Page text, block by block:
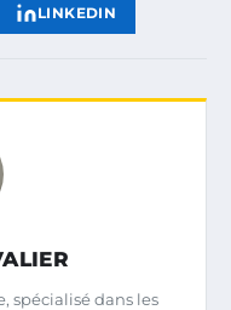
LINKEDIN
spécialisé dans les